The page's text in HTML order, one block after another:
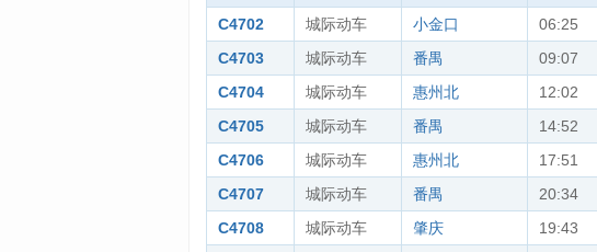
C4702
城际动车 小金口 06:25
C4703
城际动车 番禺 09:07
C4704
城际动车 惠州北 12:02
C4705
城际动车 番禺 14:52
C4706
城际动车 惠州北 17:51
C4707
城际动车 番禺 20:34
C4708
城际动车 肇庆 19:43